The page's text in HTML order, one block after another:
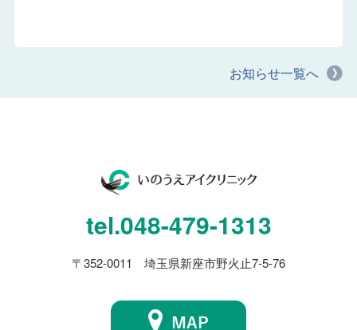
お知らせ一覧へ
tel.048-479-1313
〒352-0011 埼玉県新座市野火止7-5-76